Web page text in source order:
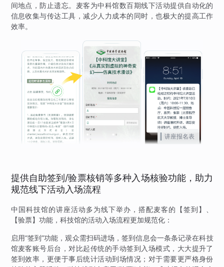
间地点，防止遗忘。麦客为中科馆数百期线下活动提供自动化的
信息收集与传达工具，减少人力成本的同时，也极大的提高工作
效率。
讲座报名表
提供自助签到/验票核销等多种入场核验功能，助力
规范线下活动入场流程
中国科技馆的讲座活动多为线下举办，搭配麦客的【签到】、
【验票】功能，科技馆的活动入场流程更加规范化：
启用“签到”功能，观众需扫码进场，签到信息会一条条记录在科技
馆麦客账号后台，对比起传统的手动签到入场模式，大大提升了
签到效率，更便于事后统计活动到场情况；对于需要更严格身份